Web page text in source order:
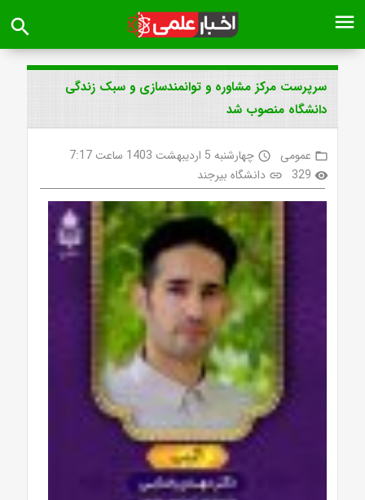
menu
search
سرپرست مرکز مشاوره و توانمندسازی و سبک زندگی
دانشگاه منصوب شد
folder_open عمومی access_time چهارشنبه 5 اردیبهشت 1403 ساعت 7:17
visibility
329
link دانشگاه بیرجند